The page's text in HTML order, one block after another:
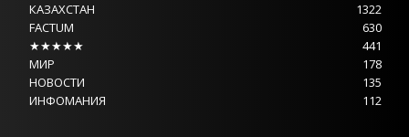
КАЗАХСТАН
1322
FACTUM
630
★★★★★
441
МИР
178
НОВОСТИ
135
ИНФОМАНИЯ
112